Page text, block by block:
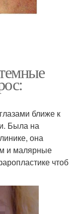
ближе к
Была на
она
и малярные
чтоб